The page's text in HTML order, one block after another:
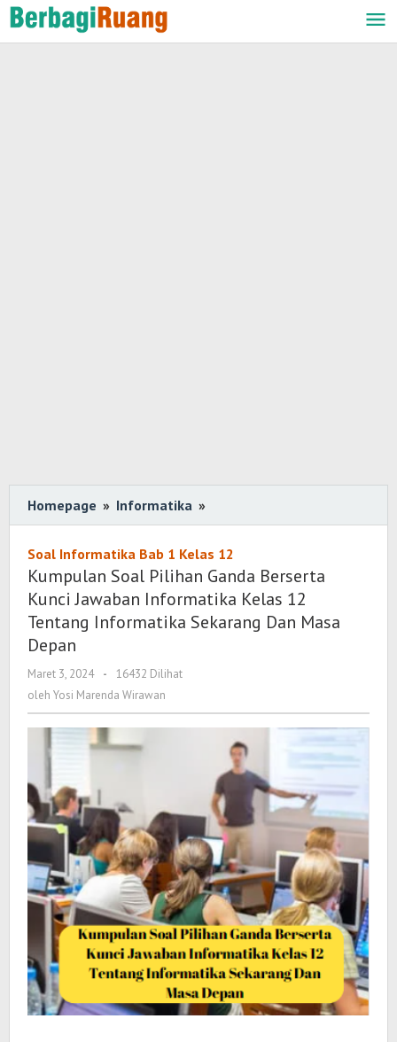
Lewati
ke
Homepage » Informatika »
Soal
Pilihan
Ganda
Berserta
Kunci
Jawaban
Tentang
Informatika
Sekarang
Dan
Masa
Depan
Soal Informatika Bab 1 Kelas 12
Kumpulan Soal Pilihan Ganda Berserta
Kunci Jawaban Informatika Kelas 12
Tentang Informatika Sekarang Dan Masa
Depan
Maret 3, 2024
oleh
Yosi
Wirawan
-
16432 Dilihat
oleh Yosi Marenda Wirawan